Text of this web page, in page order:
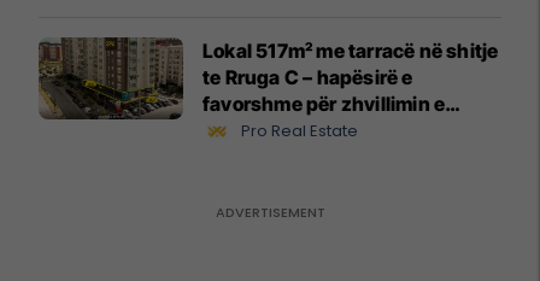
Lokal 517m² me tarracë në shitje
te Rruga C – hapësirë e
favorshme për zhvillimin e
biznesit #15796
Pro Real Estate